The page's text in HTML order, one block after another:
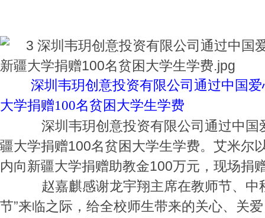
深圳韦玥创意投资有限公司通过中国
大学捐赠100名贫困大学生学费
深圳韦玥创意投资有限公司通过中国
疆大学捐赠100名贫困大学生学费。艾米尔
内向新疆大学捐赠助教金100万元，现场捐
赵嘉麒感谢龙宇翔主席在教师节、中
节”来临之际，给全校师生带来的关心、关